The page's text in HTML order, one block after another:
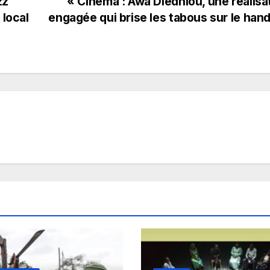
engagée qui brise les tabous sur le